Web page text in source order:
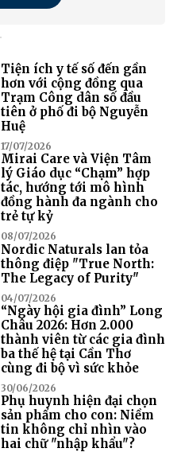
Tiện ích y tế số đến gần
hơn với cộng đồng qua
Trạm Công dân số đầu
tiên ở phố đi bộ Nguyễn
Huệ
17/07/2026
Mirai Care và Viện Tâm
lý Giáo dục “Chạm” hợp
tác, hướng tới mô hình
đồng hành đa ngành cho
trẻ tự kỷ
08/07/2026
Nordic Naturals lan tỏa
thông điệp "True North:
The Legacy of Purity"
04/07/2026
“Ngày hội gia đình” Long
Châu 2026: Hơn 2.000
thành viên từ các gia đình
ba thế hệ tại Cần Thơ
cùng đi bộ vì sức khỏe
30/06/2026
Phụ huynh hiện đại chọn
sản phẩm cho con: Niềm
tin không chỉ nhìn vào
hai chữ "nhập khẩu"?